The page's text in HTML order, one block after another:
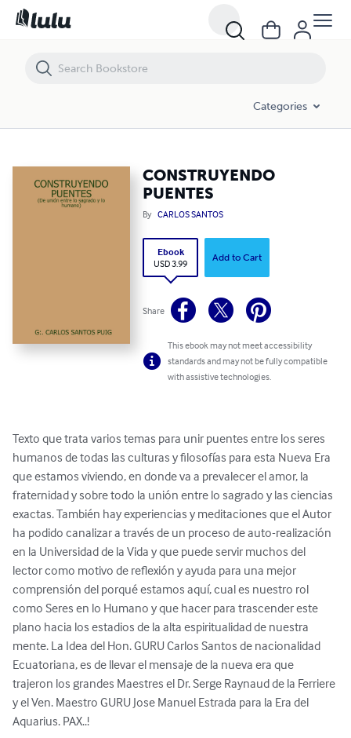
Categories
CONSTRUYENDO
PUENTES
By CARLOS SANTOS
Ebook
USD 3.99
Add to Cart
Share
This ebook may not meet accessibility
standards and may not be fully compatible
with assistive technologies.
Texto que trata varios temas para unir puentes entre los seres
humanos de todas las culturas y filosofías para esta Nueva Era
que estamos viviendo, en donde va a prevalecer el amor, la
fraternidad y sobre todo la unión entre lo sagrado y las ciencias
exactas. También hay experiencias y meditaciones que el Autor
ha podido canalizar a través de un proceso de auto-realización
en la Universidad de la Vida y que puede servir muchos del
lector como motivo de reflexión y ayuda para una mejor
comprensión del porqué estamos aquí, cual es nuestro rol
como Seres en lo Humano y que hacer para trascender este
plano hacia los estadios de la alta espiritualidad de nuestra
mente. La Idea del Hon. GURU Carlos Santos de nacionalidad
Ecuatoriana, es de llevar el mensaje de la nueva era que
trajeron los grandes Maestres el Dr. Serge Raynaud de la Ferriere
y el Ven. Maestro GURU Jose Manuel Estrada para la Era del
Aquarius. PAX..!
CONSTRUYENDO PUENTES